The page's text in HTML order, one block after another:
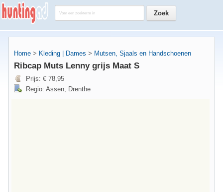
Home > Kleding | Dames > Mutsen, Sjaals en Handschoenen
Ribcap Muts Lenny grijs Maat S
Prijs: € 78,95
Regio: Assen, Drenthe